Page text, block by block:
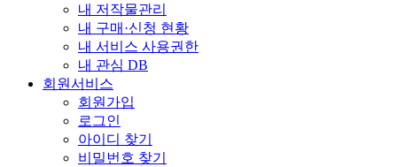
내 저작물관리
내 구매·신청 현황
내 서비스 사용권한
내 관심 DB
회원서비스
회원가입
로그인
아이디 찾기
비밀번호 찾기